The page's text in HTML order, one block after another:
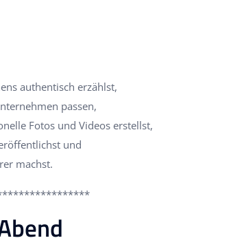
authentisch erzählst,
passen,
Fotos und Videos erstellst,
und
machst.